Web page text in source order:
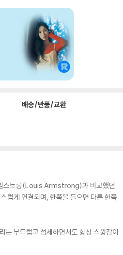
배송/반품/교환
스트롱(Louis Armstrong)과 비교했던
럽게 연결되며, 한쪽을 들으면 다른 한쪽
는 부드럽고 섬세하면서도 항상 스윙감이